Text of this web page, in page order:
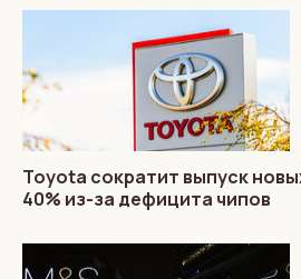
Toyota сократит выпуск
40% из-за дефицита чипов